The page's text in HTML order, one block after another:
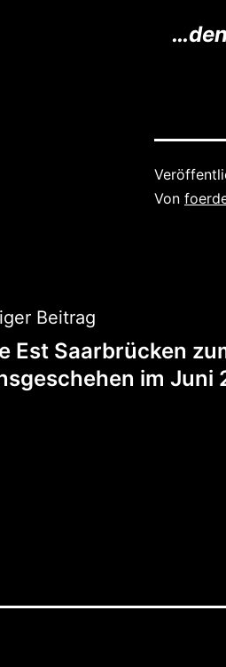
Von
Beitrag
Est Saarbrücken
im Juni